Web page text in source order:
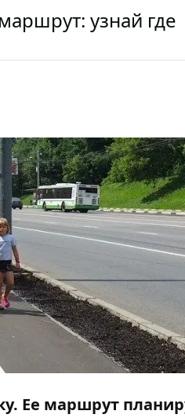
узнай где
Ее маршрут